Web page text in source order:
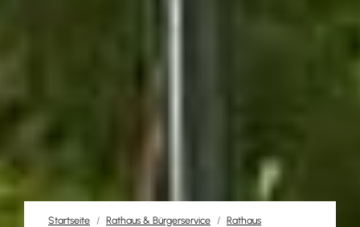
Startseite Rathaus & Bürgerservice
Rathaus